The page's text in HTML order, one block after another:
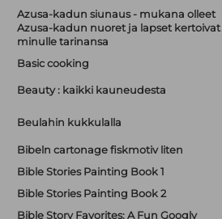
Azusa-kadun siunaus - mukana olleet
Azusa-kadun nuoret ja lapset kertoivat
minulle tarinansa
Basic cooking
Beauty : kaikki kauneudesta
Beulahin kukkulalla
Bibeln cartonage fiskmotiv liten
Bible Stories Painting Book 1
Bible Stories Painting Book 2
Bible Story Favorites: A Fun Googly